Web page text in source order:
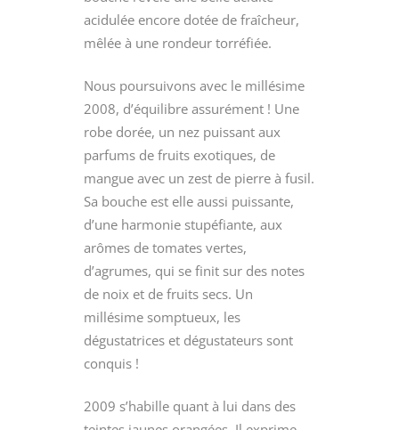
acidulée encore dotée de fraîcheur,
mêlée à une rondeur torréfiée.
Nous poursuivons avec le millésime
2008, d’équilibre assurément ! Une
robe dorée, un nez puissant aux
parfums de fruits exotiques, de
mangue avec un zest de pierre à fusil.
Sa bouche est elle aussi puissante,
d’une harmonie stupéfiante, aux
arômes de tomates vertes,
d’agrumes, qui se finit sur des notes
de noix et de fruits secs. Un
millésime somptueux, les
dégustatrices et dégustateurs sont
conquis !
2009 s’habille quant à lui dans des